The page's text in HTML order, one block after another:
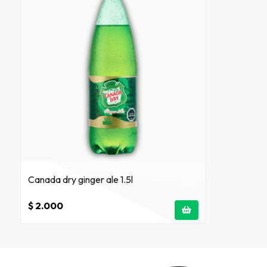
Canada dry ginger ale 1.5l
$ 2.000